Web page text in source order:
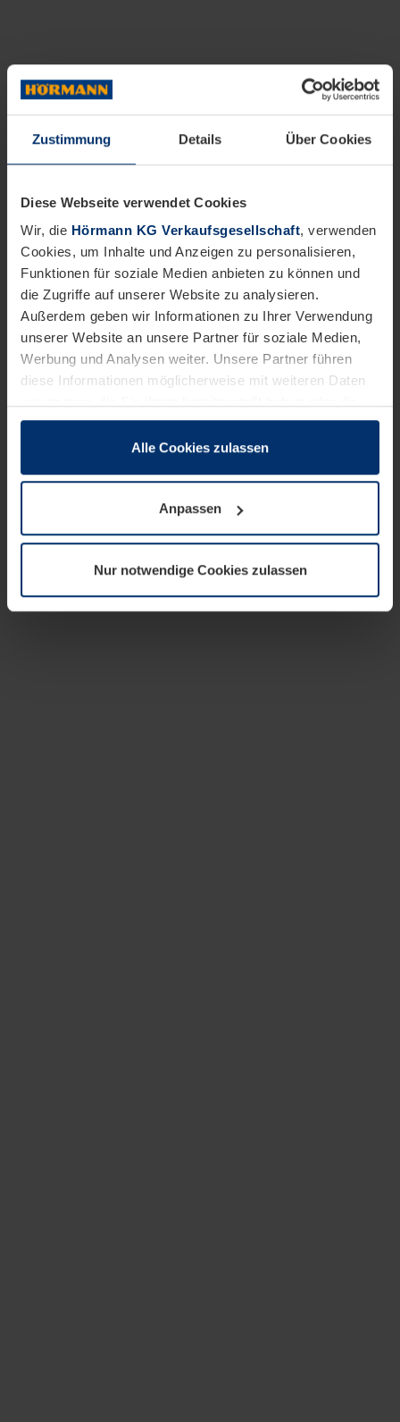
Zustimmung Details Über Cookies
Diese Webseite verwendet Cookies
Wir, die Hörmann KG Verkaufsgesellschaft, verwenden
Cookies, um Inhalte und Anzeigen zu personalisieren,
Funktionen für soziale Medien anbieten zu können und
die Zugriffe auf unserer Website zu analysieren.
Außerdem geben wir Informationen zu Ihrer Verwendung
unserer Website an unsere Partner für soziale Medien,
Werbung und Analysen weiter. Unsere Partner führen
diese Informationen möglicherweise mit weiteren Daten
sie im Rahmen Ihrer Nutzung der Dienste gesammelt
wenn diese für den Betrieb dieser Seite unbedingt
notwendig sind. Für alle anderen Cookie-Typen benötigen
wir Ihre Erlaubnis. Ihre Einwilligung können Sie jederzeit
Datenschutzerklärungunserer Website ändern oder
widerrufen.
Alle Cookies zulassen
Anpassen
Nur notwendige Cookies zulassen